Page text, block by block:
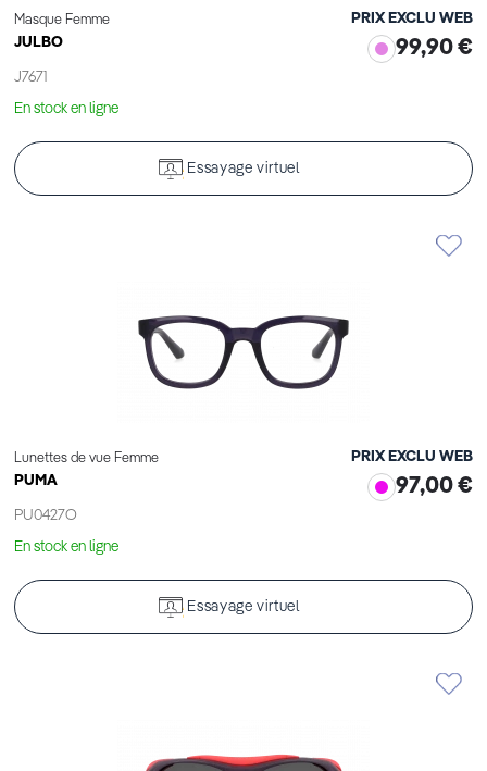
Masque Femme
JULBO
J7671
PRIX EXCLU WEB
99,90 €
En stock en ligne
Essayage virtuel
Lunettes de vue Femme
PUMA
PU0427O
PRIX EXCLU WEB
97,00 €
En stock en ligne
Essayage virtuel